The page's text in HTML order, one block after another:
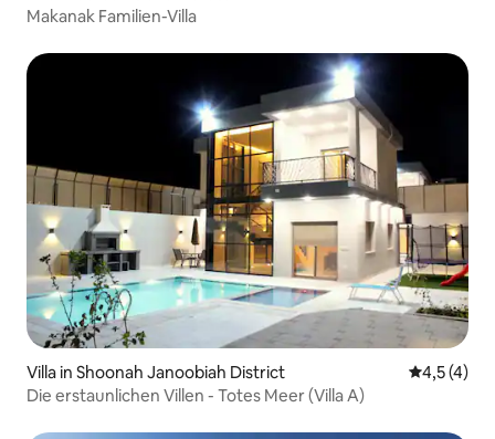
Makanak Familien-Villa
Villa in Shoonah Janoobiah District
4,5 (4)
Die erstaunlichen Villen - Totes Meer (Villa A)